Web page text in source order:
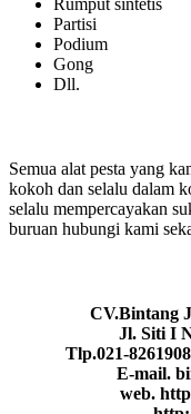
Rumput sintetis
Partisi
Podium
Gong
Dll.
Semua alat pesta yang
kokoh dan selalu dalam
selalu mempercayakan
buruan hubungi kami
CV.Bintang
Jl. Siti I
Tlp.021-
E-mail.
web.